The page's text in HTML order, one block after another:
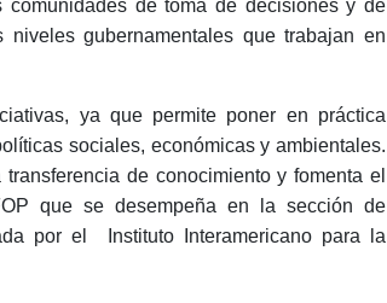
de toma de decisiones y de
gubernamentales que trabajan en
ya que permite poner en práctica
sociales, económicas y ambientales.
de conocimiento y fomenta el
que se desempeña en la sección de
por el
Instituto Interamericano para la